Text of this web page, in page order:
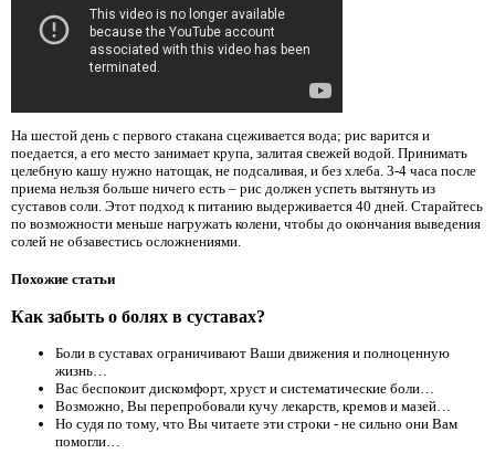
На шестой день с первого стакана сцеживается вода; рис варится и
поедается, а его место занимает крупа, залитая свежей водой. Принимать
целебную кашу нужно натощак, не подсаливая, и без хлеба. 3-4 часа после
приема нельзя больше ничего есть – рис должен успеть вытянуть из
суставов соли. Этот подход к питанию выдерживается 40 дней. Старайтесь
по возможности меньше нагружать колени, чтобы до окончания выведения
солей не обзавестись осложнениями.
Похожие статьи
Как забыть о болях в суставах?
Боли в суставах ограничивают Ваши движения и полноценную
жизнь…
Вас беспокоит дискомфорт, хруст и систематические боли…
Возможно, Вы перепробовали кучу лекарств, кремов и мазей…
Но судя по тому, что Вы читаете эти строки - не сильно они Вам
помогли…